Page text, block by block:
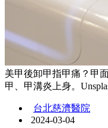
美甲後卸甲指甲痛？甲
甲、甲溝炎上身。
台北慈濟醫院
2024-03-04